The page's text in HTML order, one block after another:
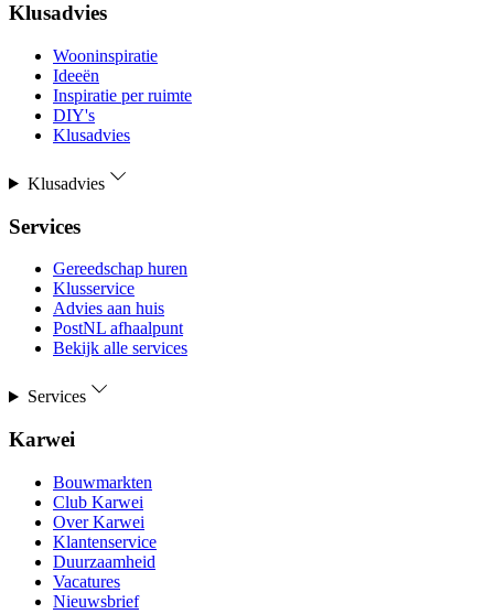
Klusadvies
Wooninspiratie
Ideeën
Inspiratie per ruimte
DIY's
Klusadvies
Klusadvies
Services
Gereedschap huren
Klusservice
Advies aan huis
PostNL afhaalpunt
Bekijk alle services
Services
Karwei
Bouwmarkten
Club Karwei
Over Karwei
Klantenservice
Duurzaamheid
Vacatures
Nieuwsbrief